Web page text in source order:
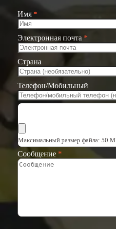
Имя *
Электронная почта *
Страна
Телефон/Мобильный
Максимальный размер файла: 50
Сообщение *